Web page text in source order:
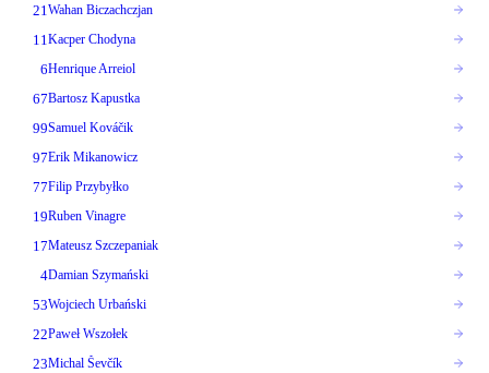
21 Wahan Biczachczjan
11 Kacper Chodyna
6Henrique Arreiol
67Bartosz Kapustka
99Samuel Kováčik
97Erik Mikanowicz
77Filip Przybyłko
19Ruben Vinagre
17Mateusz Szczepaniak
4Damian Szymański
53Wojciech Urbański
22Paweł Wszołek
23Michal Ševčík